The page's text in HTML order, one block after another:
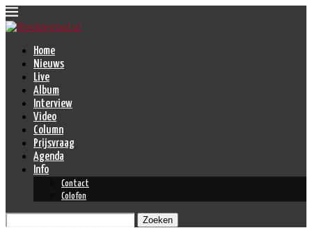
Home
Nieuws
Live
Album
Interview
Video
Column
Prijsvraag
Agenda
Info
Contact
Colofon
Zoeken